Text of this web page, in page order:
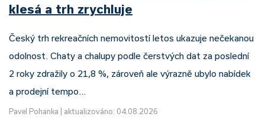
klesá a trh zrychluje
Český trh rekreačních nemovitostí letos ukazuje nečekanou
odolnost. Chaty a chalupy podle čerstvých dat za poslední
2 roky zdražily o 21,8 %, zároveň ale výrazně ubylo nabídek
a prodejní tempo…
Pavel Pohanka aktualizováno: 04.08.2026